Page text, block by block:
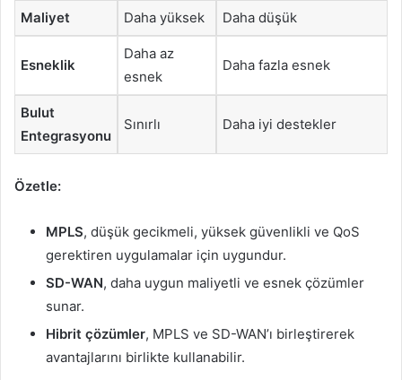
Maliyet Daha yüksek Daha düşük
Esneklik
Daha az
esnek
Daha fazla esnek
Bulut
Entegrasyonu
Sınırlı Daha iyi destekler
Özetle:
MPLS, düşük gecikmeli, yüksek güvenlikli ve QoS
gerektiren uygulamalar için uygundur.
SD-WAN, daha uygun maliyetli ve esnek çözümler
sunar.
Hibrit çözümler, MPLS ve SD-WAN’ı birleştirerek
avantajlarını birlikte kullanabilir.